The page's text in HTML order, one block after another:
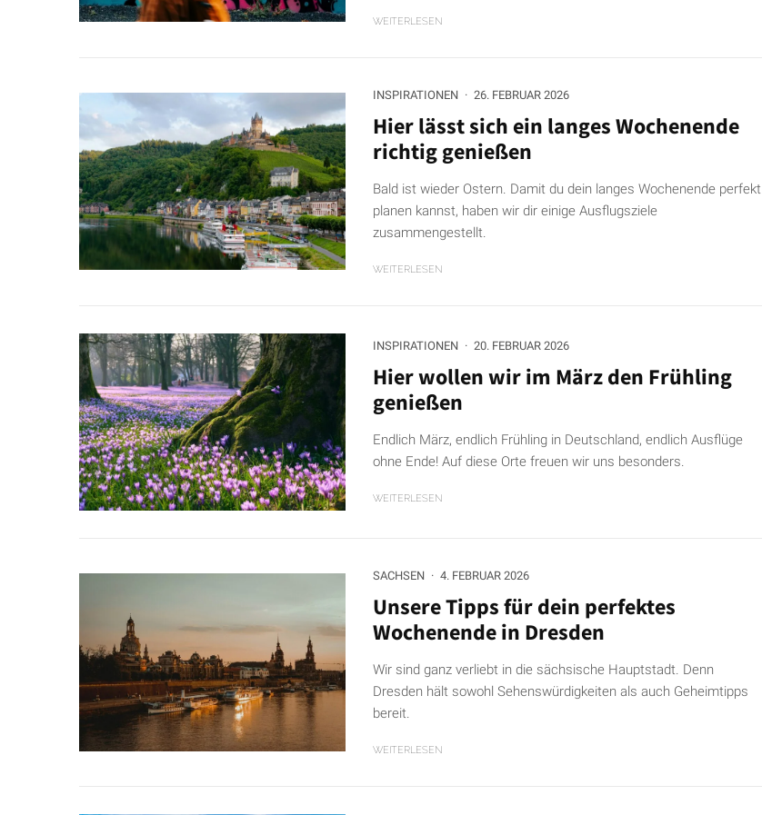
WEITERLESEN
INSPIRATIONEN · 26. FEBRUAR 2026
Hier lässt sich ein langes Wochenende
richtig genießen
Bald ist wieder Ostern. Damit du dein langes Wochenende perfekt
planen kannst, haben wir dir einige Ausflugsziele
zusammengestellt.
WEITERLESEN
INSPIRATIONEN · 20. FEBRUAR 2026
Hier wollen wir im März den Frühling
genießen
Endlich März, endlich Frühling in Deutschland, endlich Ausflüge
ohne Ende! Auf diese Orte freuen wir uns besonders.
WEITERLESEN
SACHSEN · 4. FEBRUAR 2026
Unsere Tipps für dein perfektes
Wochenende in Dresden
Wir sind ganz verliebt in die sächsische Hauptstadt. Denn
Dresden hält sowohl Sehenswürdigkeiten als auch Geheimtipps
bereit.
WEITERLESEN